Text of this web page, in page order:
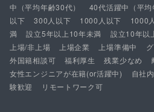
中（平均年齢30代）
40代活躍中（平均
以下
300人以下 1000人以下 1000
満
設立5年以上10年未満 設立10年以
上場/非上場
上場企業 上場準備中
外国籍相談可
福利厚生 残業少なめ
女性エンジニアが在籍(or活躍中)
自社
験歓迎
リモートワーク可